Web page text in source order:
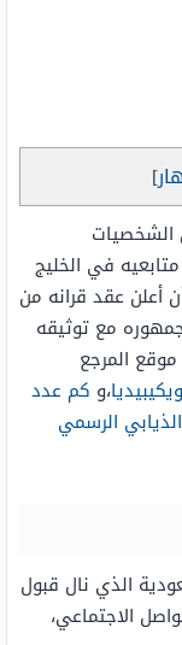
]
الشخصيات
في الخليج
أعلن عقد قرانه من
مع توثيقه
موقع المرجع
،و كم عدد
الرسمي
الذي نال قبول
الاجتماعي،